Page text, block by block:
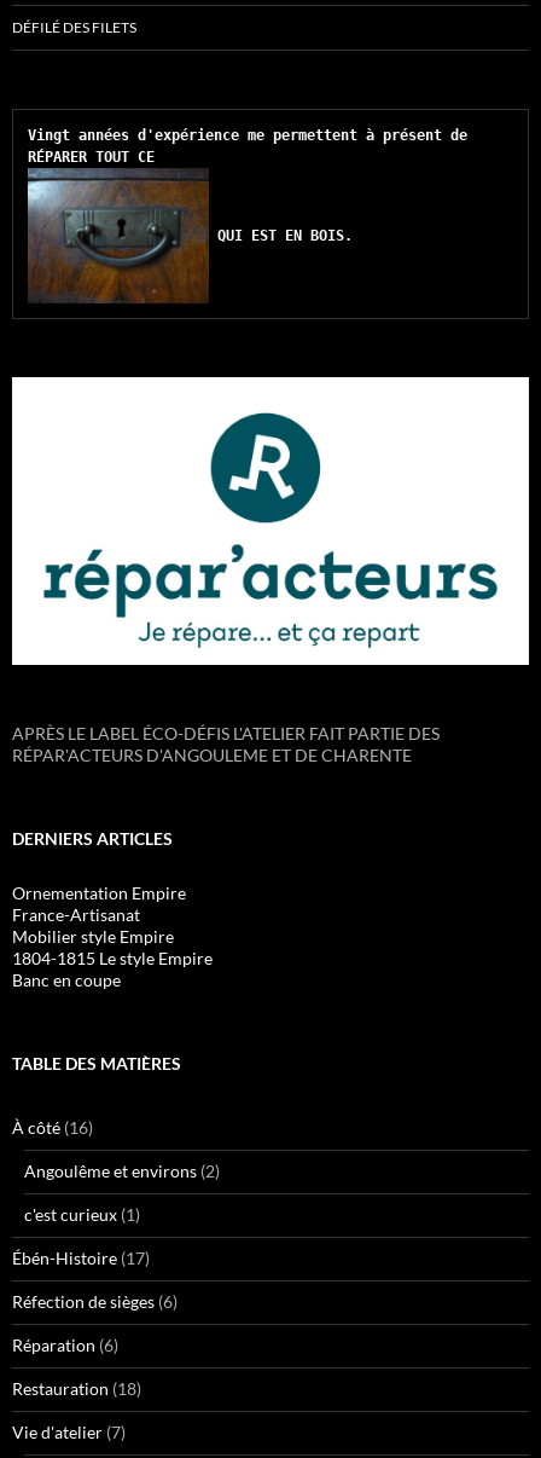
DÉFILÉ DES FILETS
Vingt années d'expérience me permettent à présent de
RÉPARER TOUT CE
QUI EST EN BOIS.
APRÈS LE LABEL ÉCO-DÉFIS L'ATELIER FAIT PARTIE DES
RÉPAR'ACTEURS D'ANGOULEME ET DE CHARENTE
DERNIERS ARTICLES
Ornementation Empire
France-Artisanat
Mobilier style Empire
1804-1815 Le style Empire
Banc en coupe
TABLE DES MATIÈRES
À côté (16)
Angoulême et environs (2)
c'est curieux (1)
Ébén-Histoire (17)
Réfection de sièges (6)
Réparation (6)
Restauration (18)
Vie d'atelier (7)